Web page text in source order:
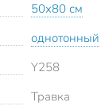
50х80 см
однотонный
Y258
Травка